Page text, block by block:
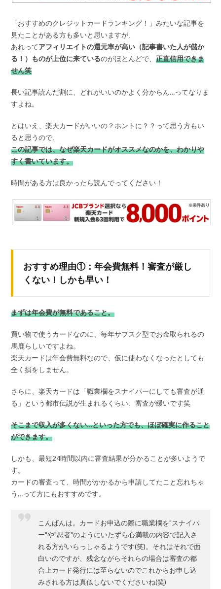
「おすすめのクレジットカードランキング！」みたいな記事を
見たことがある方も多いと思いますが、
あれってアフィリエイトの還元率が高い（記事書いた人が儲か
る！）ものが上位に来ているのがほとんどで、正直信用できま
せん笑
長い記事読んだ割に、どれがいいのかよく分からん…ってなりま
すよね。
とはいえ、楽天カードがいいの？ホントに？？って思う方もい
ると思うので、
この記事では、なぜ楽天カードがオススメなのかを、わかりや
すく書いています。
時間がある方は良かったら読んでってください！
おすすめ理由①：年会費無料！審査が厳し
くない！しかも早い！
まずは年会費が無料であること。
買い物で使うカードなのに、毎年サブスク型でお金取られるの
馬鹿らしいですよね。
楽天カードは年会費無料なので、仮に使わなくなったとしても
全く損をしません。
さらに、楽天カードは「職業欄をスナイパーにしても審査が通
る」という都市伝説が生まれるくらい、審査が緩いです笑
そこまで収入が多くない…といった方でも、ほぼ確実に作ること
ができます。
しかも、最短24時間以内に審査結果が分かることが多いようで
す。
カードの審査って、時間がかかるから申請してたこと忘れちゃ
う…って方にもおすすめです。
こんばんは。カードお申込の際に職業欄を"スナイパ
ー"や"忍者"のようにいたずら心満載の内容で記入さ
れる方がいらっしゃるようです(笑)。それはそれで面
白いのですが、残念ながらそれらの場合は審査の都
合上カード発行には至らないのでこれからお申し込
みされる方は真似しないでくださいね(笑)